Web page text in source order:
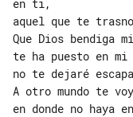
en ti,
aquel que te
Que Dios bendiga
te ha puesto en mi
no te dejaré
A otro mundo te
en donde no haya